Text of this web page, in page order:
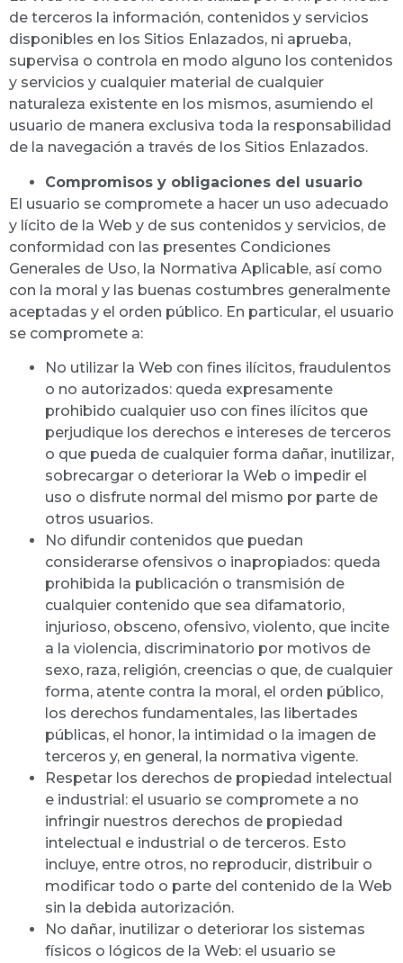
de terceros la información, contenidos y servicios
disponibles en los Sitios Enlazados, ni aprueba,
supervisa o controla en modo alguno los contenidos
y servicios y cualquier material de cualquier
naturaleza existente en los mismos, asumiendo el
usuario de manera exclusiva toda la responsabilidad
de la navegación a través de los Sitios Enlazados.
Compromisos y obligaciones del usuario
El usuario se compromete a hacer un uso adecuado
y lícito de la Web y de sus contenidos y servicios, de
conformidad con las presentes Condiciones
Generales de Uso, la Normativa Aplicable, así como
con la moral y las buenas costumbres generalmente
aceptadas y el orden público. En particular, el usuario
se compromete a:
No utilizar la Web con fines ilícitos, fraudulentos
o no autorizados: queda expresamente
prohibido cualquier uso con fines ilícitos que
perjudique los derechos e intereses de terceros
o que pueda de cualquier forma dañar, inutilizar,
sobrecargar o deteriorar la Web o impedir el
uso o disfrute normal del mismo por parte de
otros usuarios.
No difundir contenidos que puedan
considerarse ofensivos o inapropiados: queda
prohibida la publicación o transmisión de
cualquier contenido que sea difamatorio,
injurioso, obsceno, ofensivo, violento, que incite
a la violencia, discriminatorio por motivos de
sexo, raza, religión, creencias o que, de cualquier
forma, atente contra la moral, el orden público,
los derechos fundamentales, las libertades
públicas, el honor, la intimidad o la imagen de
terceros y, en general, la normativa vigente.
Respetar los derechos de propiedad intelectual
e industrial: el usuario se compromete a no
infringir nuestros derechos de propiedad
intelectual e industrial o de terceros. Esto
incluye, entre otros, no reproducir, distribuir o
modificar todo o parte del contenido de la Web
sin la debida autorización.
No dañar, inutilizar o deteriorar los sistemas
físicos o lógicos de la Web: el usuario se